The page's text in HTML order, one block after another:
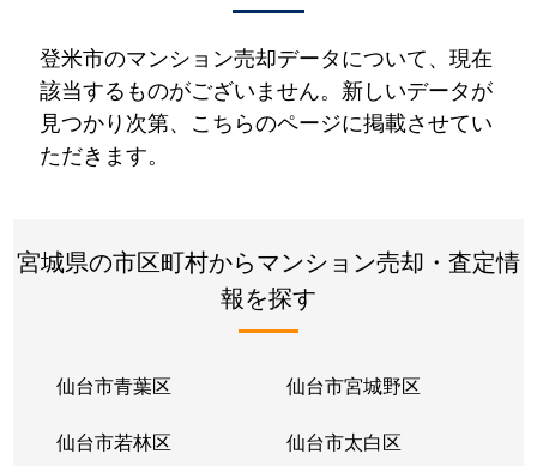
登米市のマンション売却データについて、現在
該当するものがございません。新しいデータが
見つかり次第、こちらのページに掲載させてい
ただきます。
宮城県の市区町村からマンション売却・査定情
報を探す
仙台市青葉区 仙台市宮城野区
仙台市若林区 仙台市太白区